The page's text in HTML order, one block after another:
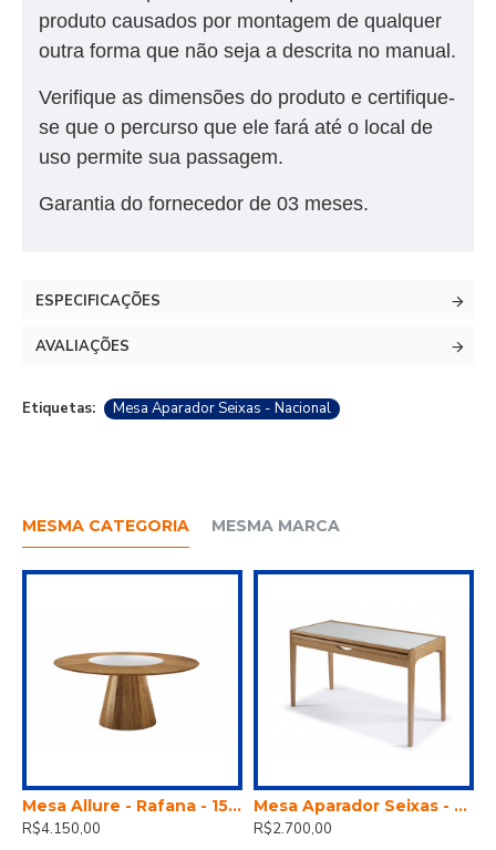
produto causados por montagem de qualquer
outra forma que não seja a descrita no manual.
Verifique as dimensões do produto e certifique-
se que o percurso que ele fará até o local de
uso permite sua passagem.
Garantia do fornecedor de 03 meses.
ESPECIFICAÇÕES
AVALIAÇÕES
Etiquetas: Mesa Aparador Seixas - Nacional
MESMA CATEGORIA MESMA MARCA
Mesa Allure - Rafana - 150x150
R$4.150,00
Mesa Aparador Seixas - Nacional
R$2.700,00